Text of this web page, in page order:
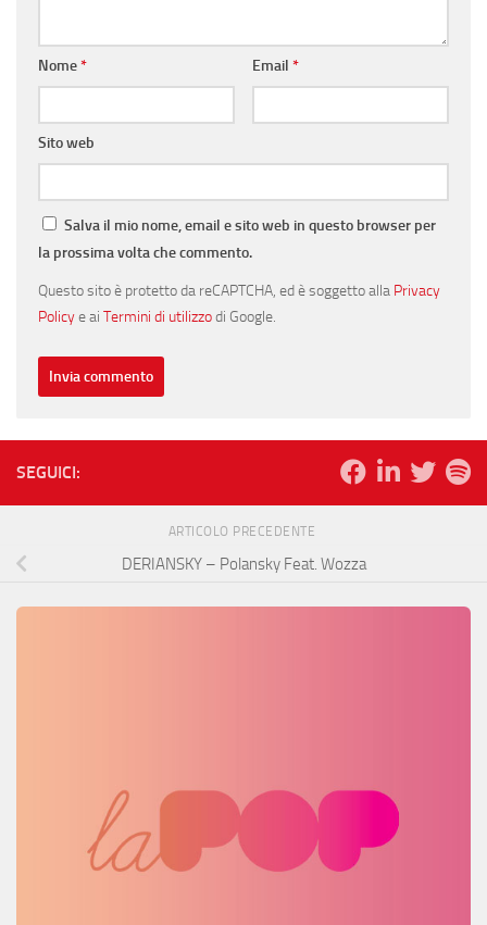
Nome* Email *
Sito web
Salva il mio nome, email e sito web in questo browser per
la prossima volta che commento.
Questo sito è protetto da reCAPTCHA, ed è soggetto alla Privacy
Policye ai Termini di utilizzodi Google.
SEGUICI:
ARTICOLO PRECEDENTE
DERIANSKY – Polansky Feat. Wozza